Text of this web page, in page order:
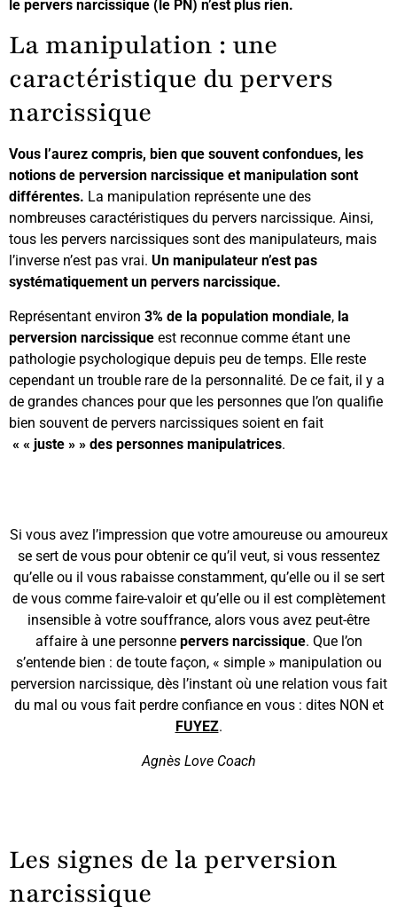
le pervers narcissique (le PN) n’est plus rien.
La manipulation : une
caractéristique du pervers
narcissique
Vous l’aurez compris, bien que souvent confondues, les
notions de perversion narcissique et manipulation sont
différentes. La manipulation représente une des
nombreuses caractéristiques du pervers narcissique. Ainsi,
tous les pervers narcissiques sont des manipulateurs, mais
l’inverse n’est pas vrai. Un manipulateur n’est pas
systématiquement un pervers narcissique.
Représentant environ 3% de la population mondiale, la
perversion narcissique est reconnue comme étant une
pathologie psychologique depuis peu de temps. Elle reste
cependant un trouble rare de la personnalité. De ce fait, il y a
de grandes chances pour que les personnes que l’on qualifie
bien souvent de pervers narcissiques soient en fait
« « juste » » des personnes manipulatrices.
Si vous avez l’impression que votre amoureuse ou amoureux
se sert de vous pour obtenir ce qu’il veut, si vous ressentez
qu’elle ou il vous rabaisse constamment, qu’elle ou il se sert
de vous comme faire-valoir et qu’elle ou il est complètement
insensible à votre souffrance, alors vous avez peut-être
affaire à une personne pervers narcissique. Que l’on
s’entende bien : de toute façon, « simple » manipulation ou
perversion narcissique, dès l’instant où une relation vous fait
du mal ou vous fait perdre confiance en vous : dites NON et
FUYEZ.
Agnès Love Coach
Les signes de la perversion
narcissique